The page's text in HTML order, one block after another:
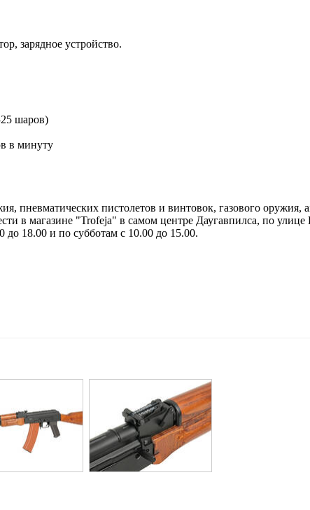
зарядное устройство.
шаров)
в минуту
пневматических пистолетов и винтовок, газового оружия,
в магазине "Trofeja" в самом центре Даугавпилса, по улице
до 18.00 и по субботам с 10.00 до 15.00.